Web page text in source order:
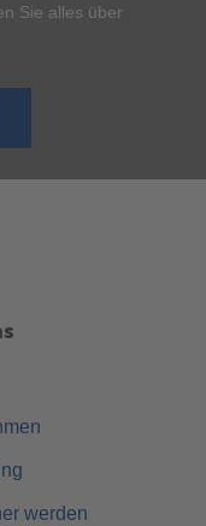
Sie alles über
werden